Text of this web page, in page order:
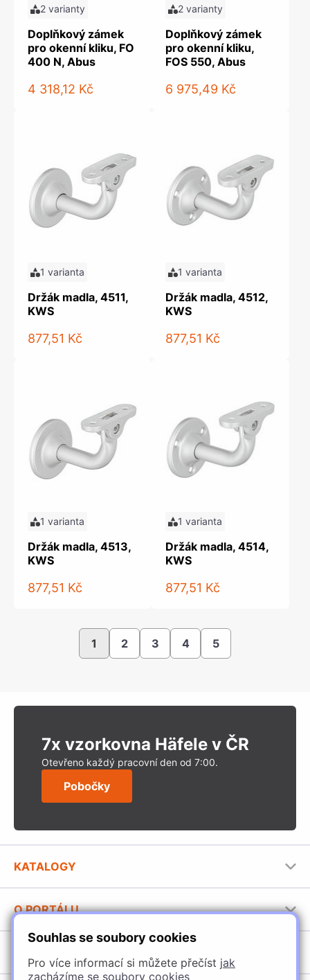
Souhlas se soubory cookies
Pro více informací si můžete přečíst jak
zacházíme se soubory cookies
2 varianty
Doplňkový zámek
pro okenní kliku, FO
400 N, Abus
4 318,12 Kč
2 varianty
Doplňkový zámek
pro okenní kliku,
FOS 550, Abus
6 975,49 Kč
1 varianta
Držák madla, 4511,
KWS
877,51 Kč
1 varianta
Držák madla, 4512,
KWS
877,51 Kč
1 varianta
Držák madla, 4513,
KWS
877,51 Kč
1 varianta
Držák madla, 4514,
KWS
877,51 Kč
1 2 3 4 5
7x vzorkovna Häfele v ČR
Otevřeno každý pracovní den od 7:00.
Pobočky
KATALOGY
Stavební katalog Häfele
Brožury Häfele
O PORTÁLU
Provozovatel portálu
Jak používat portál